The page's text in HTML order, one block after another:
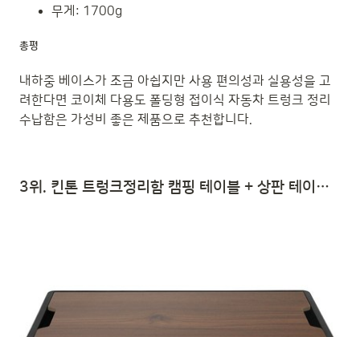
무게: 1700g
총평
내하중 베이스가 조금 아쉽지만 사용 편의성과 실용성을 고
려한다면 코이체 다용도 폴딩형 접이식 자동차 트렁크 정리
수납함은 가성비 좋은 제품으로 추천합니다.
3위. 킨톤 트렁크정리함 캠핑 테이블 + 상판 테이블 티크 MTI9, 블랙 | 자동차 트렁크 수납함